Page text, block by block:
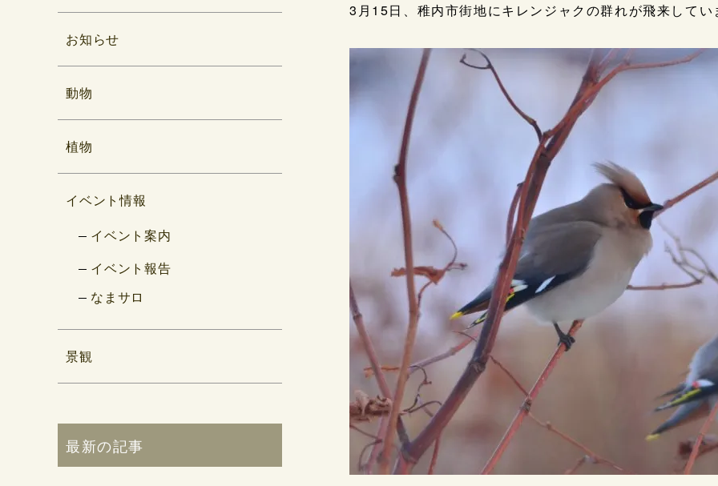
3月15日、稚内市街地にキレンジャクの群れが飛来してい
お知らせ
動物
植物
イベント情報
イベント案内
イベント報告
なまサロ
景観
最新の記事